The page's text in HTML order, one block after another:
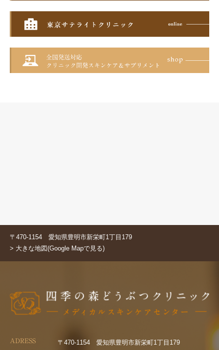
〒470-1154 愛知県豊明市新栄町1丁目179
> 大きな地図(Google Mapで見る)
ADRESS 〒470-1154 愛知県豊明市新栄町1丁目179